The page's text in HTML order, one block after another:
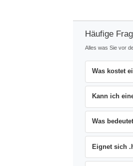
Häufige
Alles was Sie vor
Was kostet
Kann ich
Was
Eignet sich